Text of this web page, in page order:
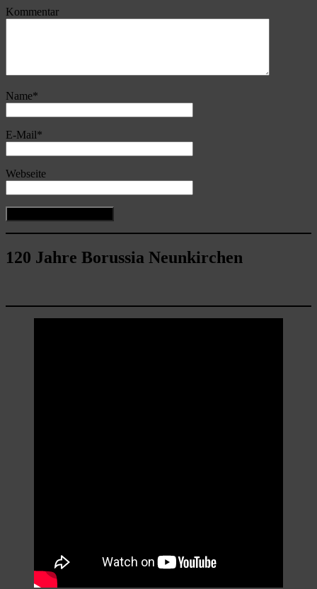
Kommentar
Name*
E-Mail*
Webseite
120 Jahre Borussia Neunkirchen